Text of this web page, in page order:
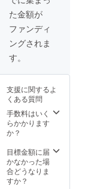
ます。
届け時
間帯は
下記7つ
の時間
帯から1
さい。
【午前
中（8時
～12
時）】
【12時
【14時
～16
時】
です。
◆奥能
登輪島
の干物
セット
じ・さ
ば・い
わし・
赤魚の
醤油干
し（能
る”使
用）、
スルメ
用いた
だけま
せん。
※新型コ
ロナウ
により
休業が
続く場
合もご
ざいま
すの
舗の営
業状況
をご確
ます。
※他のお
客様の
ご予約
の都合
望日に
ご用意
出来な
い場合
もござ
いま
休業
日・休
業中の
店舗で
額面
1,000円
分を120
枚送ら
せてい
・お手
き次第
ご利用
いただ
けま
す。 ・
の際
は、必
ず事前
にご予
た金額が
ファンディ
ングされま
す。
支援に関するよ
くある質問
手数料はいく
らかかります
か？
目標金額に届
かなかった場
合どうなりま
すか？